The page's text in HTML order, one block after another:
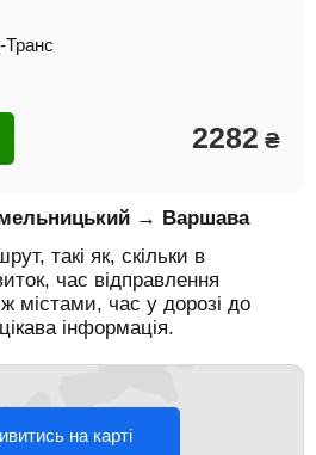
2282 ₴
→ Варшава
такі як, скільки в
час відправлення
містами, час у дорозі до
інформація.
на карті